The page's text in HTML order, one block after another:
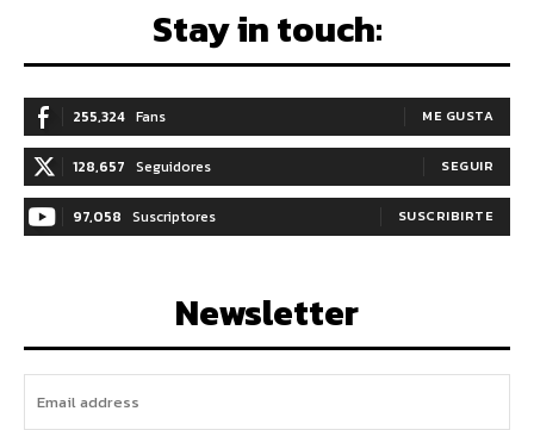
Stay in touch:
255,324 Fans ME GUSTA
128,657 Seguidores SEGUIR
97,058 Suscriptores SUSCRIBIRTE
Newsletter